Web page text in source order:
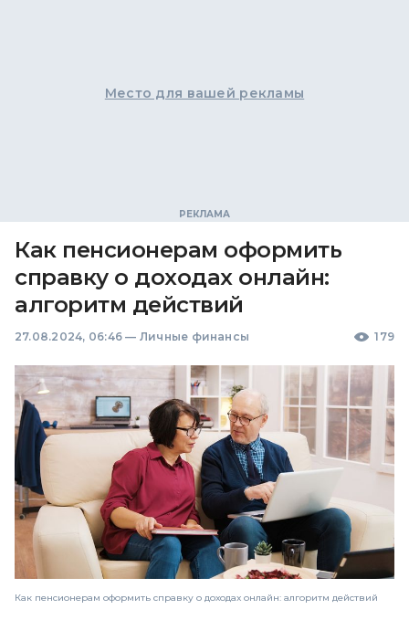
Место для вашей рекламы
Как пенсионерам оформить
справку о доходах онлайн:
алгоритм действий
27.08.2024, 06:46 — Личные финансы 179
Как пенсионерам оформить справку о доходах онлайн: алгоритм действий